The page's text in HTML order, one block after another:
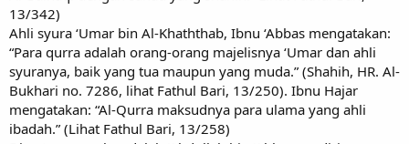
13/342)
Ahli syura ‘Umar bin Al-Khaththab, Ibnu ‘Abbas mengatakan:
“Para qurra adalah orang-orang majelisnya ‘Umar dan ahli
syuranya, baik yang tua maupun yang muda.” (Shahih, HR. Al-
Bukhari no. 7286, lihat Fathul Bari, 13/250). Ibnu Hajar
mengatakan: “Al-Qurra maksudnya para ulama yang ahli
ibadah.” (Lihat Fathul Bari, 13/258)